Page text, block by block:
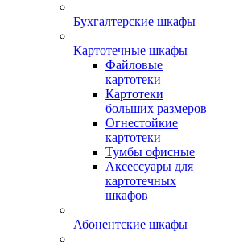
Бухгалтерские шкафы
Картотечные шкафы
Файловые
картотеки
Картотеки
больших размеров
Огнестойкие
картотеки
Тумбы офисные
Аксессуары для
картотечных
шкафов
Абонентские шкафы